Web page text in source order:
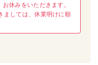
休みをいただきます。
ましては、休業明けに順